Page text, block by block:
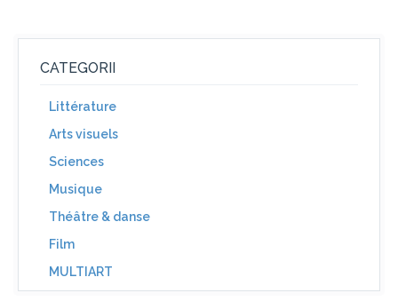
CATEGORII
Littérature
Arts visuels
Sciences
Musique
Théâtre & danse
Film
MULTIART